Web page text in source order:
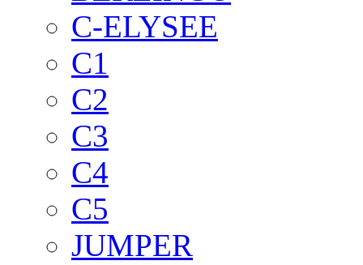
C-ELYSEE
C1
C2
C3
C4
C5
JUMPER